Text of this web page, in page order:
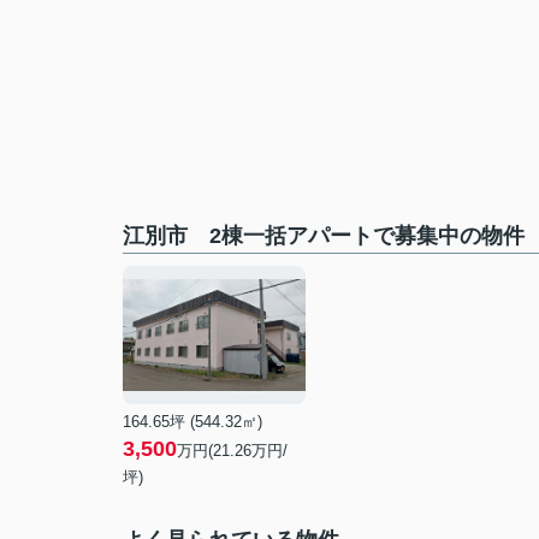
江別市 2棟一括アパートで募集中の物件
164.65坪 (544.32㎡)
3,500万円(21.26万円/
坪)